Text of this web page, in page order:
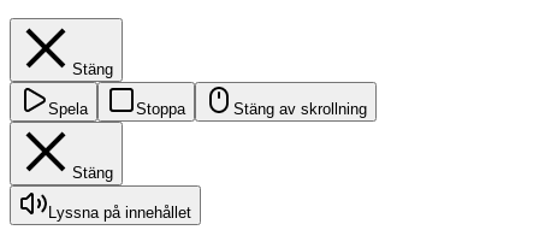
Stäng
Spela Stoppa Stäng av skrollning
Stäng
Lyssna på innehållet